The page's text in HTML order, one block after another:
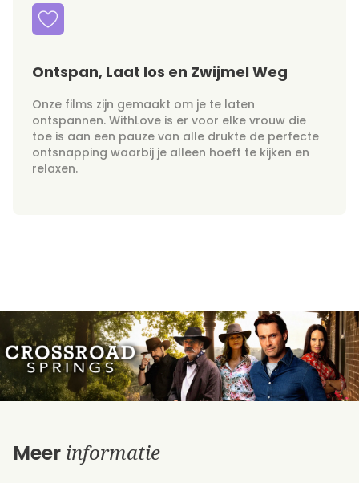
Ontspan, Laat los en Zwijmel Weg
Onze films zijn gemaakt om je te laten
ontspannen. WithLove is er voor elke vrouw die
toe is aan een pauze van alle drukte de perfecte
ontsnapping waarbij je alleen hoeft te kijken en
relaxen.
Meer informatie